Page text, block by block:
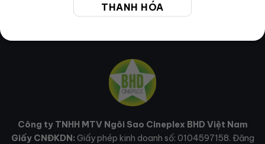
THANH HÓA
Công ty TNHH MTV Ngôi Sao Cineplex BHD Việt Nam
Giấy CNĐKDN: Giấy phép kinh doanh số: 0104597158. Đăng